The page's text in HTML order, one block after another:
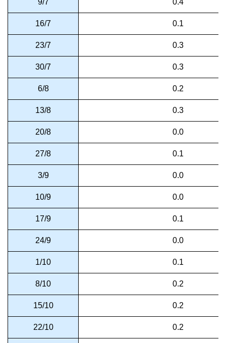
16/7 0.1
23/7 0.3
30/7 0.3
6/8 0.2
13/8 0.3
20/8 0.0
27/8 0.1
3/9 0.0
10/9 0.0
17/9 0.1
24/9 0.0
1/10 0.1
8/10 0.2
15/10 0.2
22/10 0.2